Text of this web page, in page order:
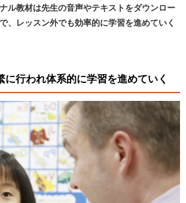
ル教材は先生の音声やテキストをダウンロー
、レッスン外でも効率的に学習を進めていく
に行われ体系的に学習を進めていく